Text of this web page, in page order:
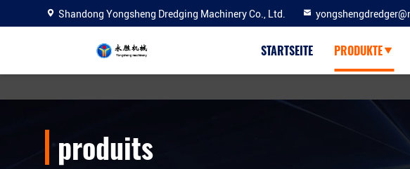
Shandong Yongsheng Dredging Machinery Co., Ltd.
STARTSEITE PRODUKTE
produits